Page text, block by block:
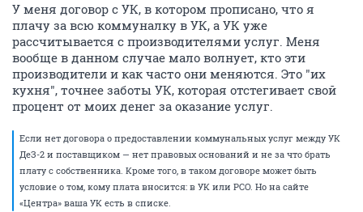
У меня договор с УК, в котором прописано, что я
плачу за всю коммуналку в УК, а УК уже
рассчитывается с производителями услуг. Меня
вообще в данном случае мало волнует, кто эти
производители и как часто они меняются. Это "их
кухня", точнее заботы УК, которая отстегивает свой
процент от моих денег за оказание услуг.
Если нет договора о предоставлении коммунальных услуг между УК
ДеЗ-2 и поставщиком — нет правовых оснований и не за что брать
плату с собственника. Кроме того, в таком договоре может быть
условие о том, кому плата вносится: в УК или РСО. Но на сайте
«Центра» ваша УК есть в списке.